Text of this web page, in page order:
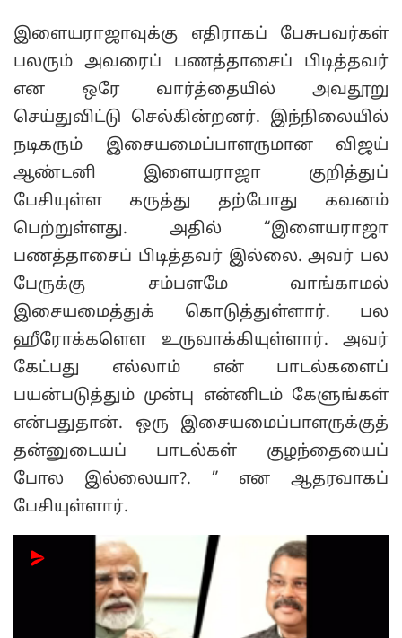
இளையராஜாவுக்கு எதிராகப் பேசுபவர்கள்
பலரும் அவரைப் பணத்தாசைப் பிடித்தவர்
என ஒரே வார்த்தையில் அவதூறு
செய்துவிட்டு செல்கின்றனர். இந்நிலையில்
நடிகரும் இசையமைப்பாளருமான விஜய்
ஆண்டனி இளையராஜா குறித்துப்
பேசியுள்ள கருத்து தற்போது கவனம்
பெற்றுள்ளது. அதில் “இளையராஜா
பணத்தாசைப் பிடித்தவர் இல்லை. அவர் பல
பேருக்கு சம்பளமே வாங்காமல்
இசையமைத்துக் கொடுத்துள்ளார். பல
ஹீரோக்களௌ உருவாக்கியுள்ளார். அவர்
கேட்பது எல்லாம் என் பாடல்களைப்
பயன்படுத்தும் முன்பு என்னிடம் கேளுங்கள்
என்பதுதான். ஒரு இசையமைப்பாளருக்குத்
தன்னுடையப் பாடல்கள் குழந்தையைப்
போல இல்லையா?. ” என ஆதரவாகப்
பேசியுள்ளார்.